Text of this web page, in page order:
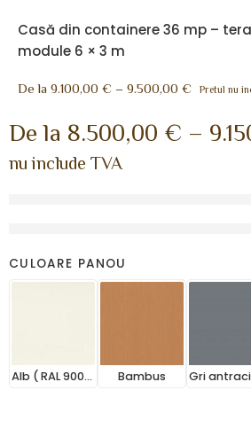
Casă din containere 36 mp –
module 6 × 3 m
De la 9.100,00 € – 9.500,00 € Pretul nu
De la 8.500,00 € –
nu include TVA
CULOARE PANOU
Alb ( RAL 9002) Bambus